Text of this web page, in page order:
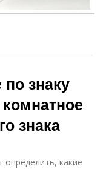
знаку
знака
какие